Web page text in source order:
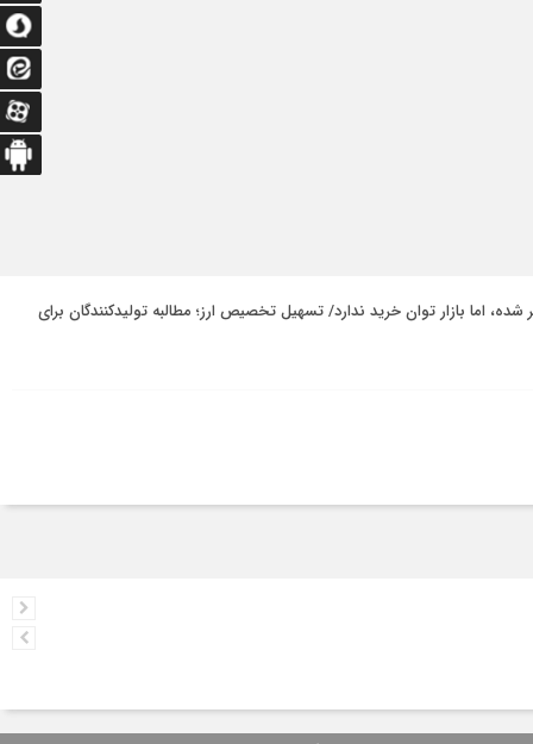
شده، اما بازار توان خرید ندارد/ تسهیل تخصیص ارز؛ مطالبه تولیدکنندگان برای